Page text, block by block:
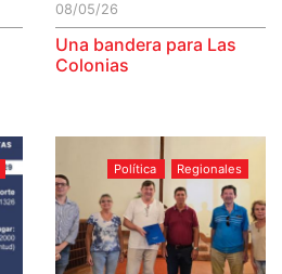
08/05/26
Una bandera para Las
Colonias
Política Regionales